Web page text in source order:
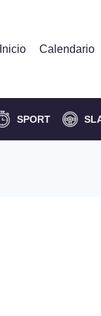
Inicio Calendario
SPORT